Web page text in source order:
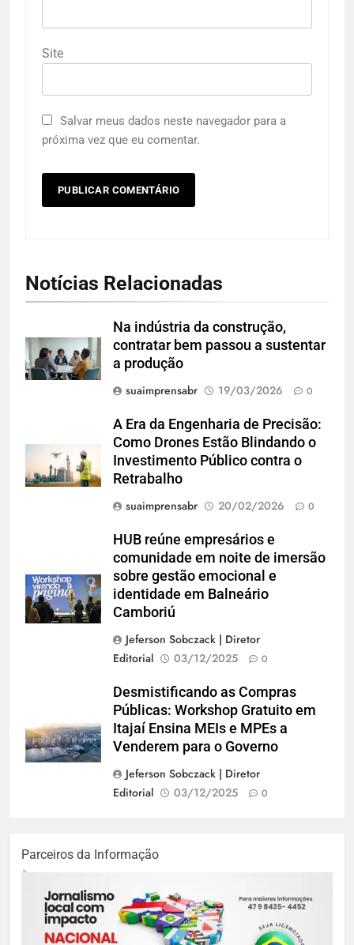
Site
Salvar meus dados neste navegador para a
próxima vez que eu comentar.
Notícias Relacionadas
Na indústria da construção,
contratar bem passou a sustentar
a produção
suaimprensabr
19/03/2026 0
A Era da Engenharia de Precisão:
Como Drones Estão Blindando o
Investimento Público contra o
Retrabalho
suaimprensabr
20/02/2026 0
HUB reúne empresários e
comunidade em noite de imersão
sobre gestão emocional e
identidade em Balneário
Camboriú
Jeferson Sobczack | Diretor
Editorial
03/12/2025 0
Desmistificando as Compras
Públicas: Workshop Gratuito em
Itajaí Ensina MEIs e MPEs a
Venderem para o Governo
Jeferson Sobczack | Diretor
Editorial
03/12/2025 0
Parceiros da Informação